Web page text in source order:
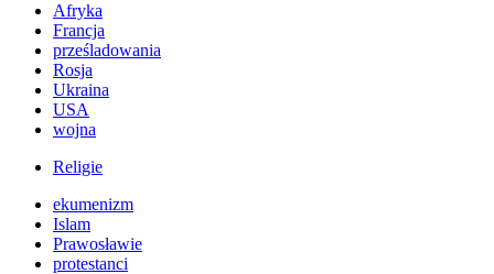
Afryka
Francja
prześladowania
Rosja
Ukraina
USA
wojna
Religie
ekumenizm
Islam
Prawosławie
protestanci